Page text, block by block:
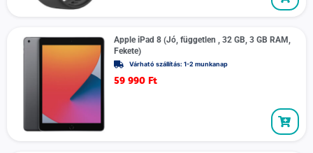
Apple iPad 8 (Jó, független , 32 GB, 3 GB RAM,
Fekete)
Várható szállítás: 1-2 munkanap
59 990 Ft